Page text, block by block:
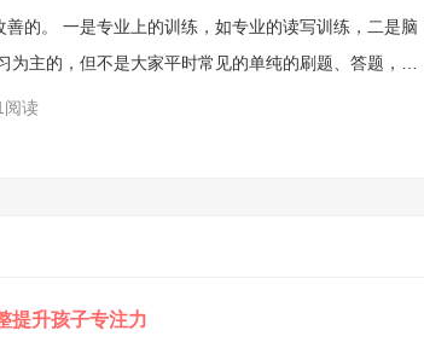
练，二是脑
题，针对性训练提升的题目，可以锻炼到视觉分辨能
多动是很重要的，比如上面说的脑电生物反馈训练，
阅读
提升孩子专注力